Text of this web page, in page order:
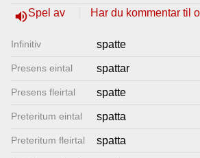
volume_upSpel av Har du kommentar til
Infinitiv spatte
Presens eintal spattar
Presens fleirtal spatte
Preteritum eintal spatta
Preteritum fleirtal spatta